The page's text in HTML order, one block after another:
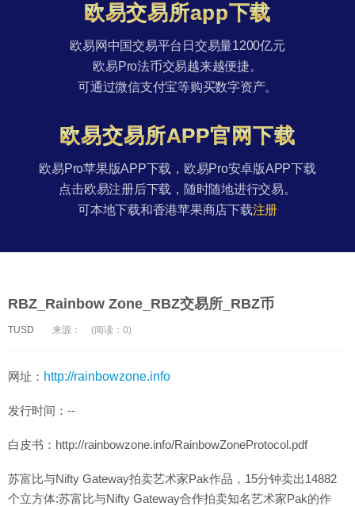
欧易交易所app下载
欧易网中国交易平台日交易量1200亿元
欧易Pro法币交易越来越便捷。
可通过微信支付宝等购买数字资产。
欧易交易所APP官网下载
欧易Pro苹果版APP下载，欧易Pro安卓版APP下载
点击欧易注册后下载，随时随地进行交易。
可本地下载和香港苹果商店下载注册
RBZ_Rainbow Zone_RBZ交易所_RBZ币
TUSD 来源： (阅读：0)
网址： http://rainbowzone.info
发行时间：--
白皮书：http://rainbowzone.info/RainbowZoneProtocol.pdf
苏富比与Nifty Gateway拍卖艺术家Pak作品，15分钟卖出14882
个立方体:苏富比与Nifty Gateway合作拍卖知名艺术家Pak的作